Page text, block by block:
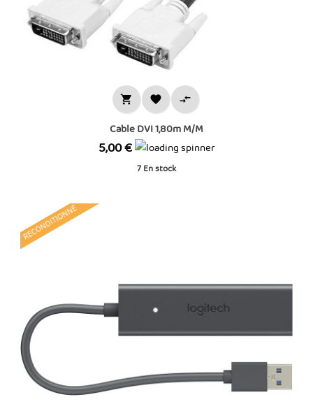
  
Cable DVI 1,80m M/M
Prix
5,00 €
7En stock
RECONDITIONNÉ